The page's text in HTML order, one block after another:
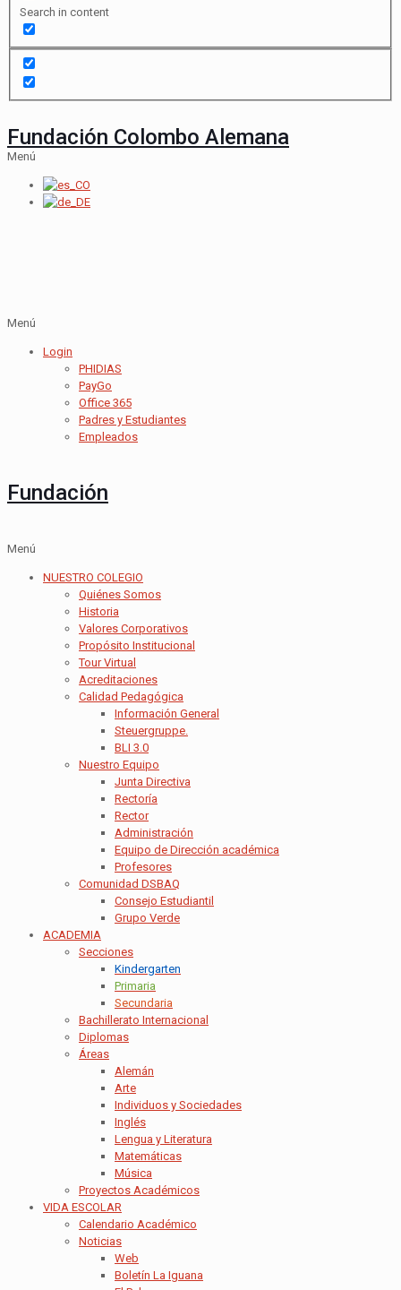
Search in content
Fundación Colombo Alemana
Menú
Menú
Login
PHIDIAS
PayGo
Office 365
Padres y Estudiantes
Empleados
Fundación
Menú
NUESTRO COLEGIO
Quiénes Somos
Historia
Valores Corporativos
Propósito Institucional
Tour Virtual
Acreditaciones
Calidad Pedagógica
Información General
Steuergruppe.
BLI 3.0
Nuestro Equipo
Junta Directiva
Rectoría
Rector
Administración
Equipo de Dirección académica
Profesores
Comunidad DSBAQ
Consejo Estudiantil
Grupo Verde
ACADEMIA
Secciones
Kindergarten
Primaria
Secundaria
Bachillerato Internacional
Diplomas
Áreas
Alemán
Arte
Individuos y Sociedades
Inglés
Lengua y Literatura
Matemáticas
Música
Proyectos Académicos
VIDA ESCOLAR
Calendario Académico
Noticias
Web
Boletín La Iguana